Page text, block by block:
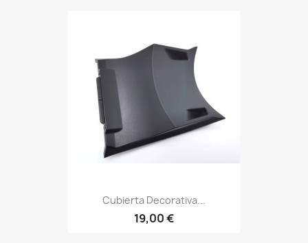
Cubierta Decorativa...
19,00 €